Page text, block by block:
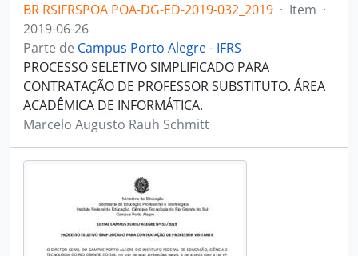
BR RSIFRSPOA POA-DG-ED-2019-032_2019 · Item ·
2019-06-26
Parte de Campus Porto Alegre - IFRS
PROCESSO SELETIVO SIMPLIFICADO PARA
CONTRATAÇÃO DE PROFESSOR SUBSTITUTO. ÁREA
ACADÊMICA DE INFORMÁTICA.
Marcelo Augusto Rauh Schmitt